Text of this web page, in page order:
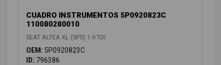
CUADRO INSTRUMENTOS 5P0920823C
110080280010
SEAT ALTEA XL (5P5) 1.9 TDI
OEM: 5P0920823C
ID: 796386